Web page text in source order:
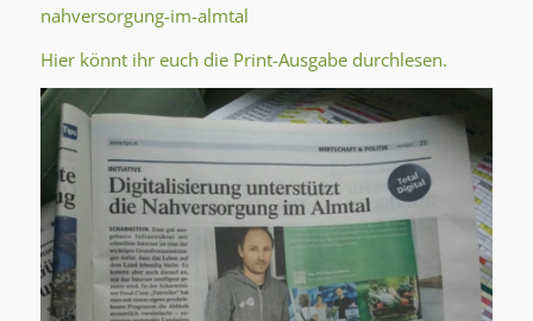
nahversorgung-im-almtal
Hier könnt ihr euch die Print-Ausgabe durchlesen.